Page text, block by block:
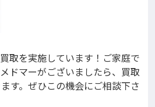
取を実施しています！ご家庭で
ドマーがございましたら、買取
す。ぜひこの機会にご相談下さ